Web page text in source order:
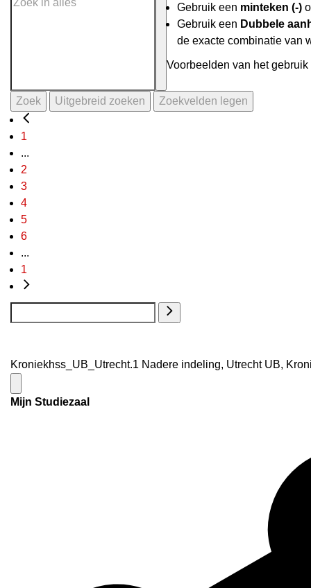
Gebruik een minteken (-)
Gebruik een Dubbele
de exacte combinatie van
Voorbeelden van het
Zoek Uitgebreid zoeken Zoekvelden legen
1
...
2
3
4
5
6
...
1
Kroniekhss_UB_Utrecht.1 Nadere indeling, Utrecht UB,
Mijn Studiezaal